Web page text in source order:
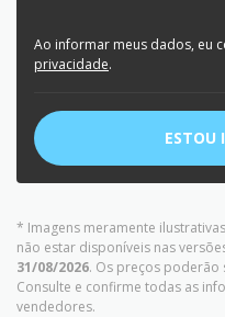
Ao informar meus dados, eu
privacidade.
ESTOU
* Imagens meramente
não estar disponíveis nas
31/08/2026. Os preços poderão
Consulte e confirme todas as
vendedores.